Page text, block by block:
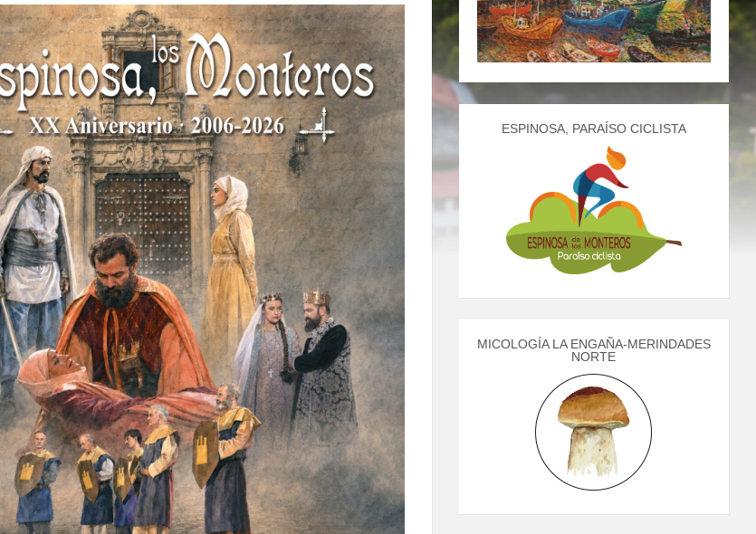
ESPINOSA, PARAÍSO CICLISTA
MICOLOGÍA LA ENGAÑA-MERINDADES
NORTE